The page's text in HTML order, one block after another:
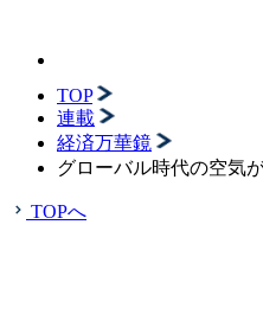
TOP
連載
経済万華鏡
グローバル時代の空気
TOPへ